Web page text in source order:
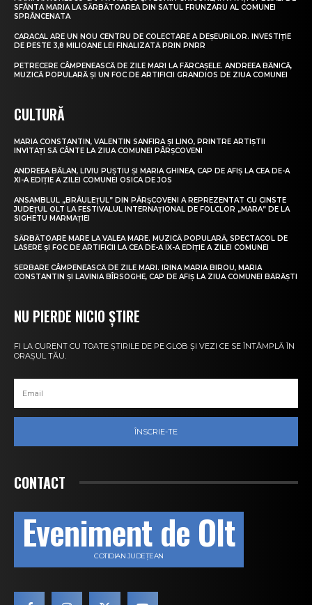
SFÂNTA MARIA LA SĂRBĂTOAREA DIN SATUL FRUNZARU AL COMUNEI
SPRÂNCENATA
CARACAL ARE UN NOU CENTRU DE COLECTARE A DEȘEURILOR. INVESTIȚIE
DE PESTE 3,8 MILIOANE LEI FINALIZATĂ PRIN PNRR
PETRECERE CÂMPENEASCĂ DE ZILE MARI LA FĂRCAȘELE. ANDREEA BĂNICĂ,
MUZICĂ POPULARĂ ȘI UN FOC DE ARTIFICII GRANDIOS DE ZIUA COMUNEI
CULTURĂ
MARIA CONSTANTIN, VALENTIN SANFIRA ȘI LINO, PRINTRE ARTIȘTII
INVITAȚI SĂ CÂNTE LA ZIUA COMUNEI PÂRȘCOVENI
ANDREEA BĂLAN, LIVIU PUȘTIU ȘI MARIA GHINEA, CAP DE AFIȘ LA CEA DE-A
XI-A EDIȚIE A ZILEI COMUNEI OSICA DE JOS
ANSAMBLUL „BRÂULEȚUL” DIN PÂRȘCOVENI A REPREZENTAT CU CINSTE
JUDEȚUL OLT LA FESTIVALUL INTERNAȚIONAL DE FOLCLOR „MARA” DE LA
SIGHETU MARMAȚIEI
SĂRBĂTOARE MARE LA VALEA MARE. MUZICĂ POPULARĂ, SPECTACOL DE
LASERE ȘI FOC DE ARTIFICII LA CEA DE-A IX-A EDIȚIE A ZILEI COMUNEI
SERBARE CÂMPENEASCĂ DE ZILE MARI. IRINA MARIA BIROU, MARIA
CONSTANTIN ȘI LAVINIA BÎRSOGHE, CAP DE AFIȘ LA ZIUA COMUNEI BĂRĂȘTI
NU PIERDE NICIO ȘTIRE
FI LA CURENT CU TOATE ȘTIRILE DE PE GLOB ȘI VEZI CE SE ÎNTÂMPLĂ ÎN
ORAȘUL TĂU.
ÎNSCRIE-TE
CONTACT
Eveniment de Olt
COTIDIAN JUDEȚEAN